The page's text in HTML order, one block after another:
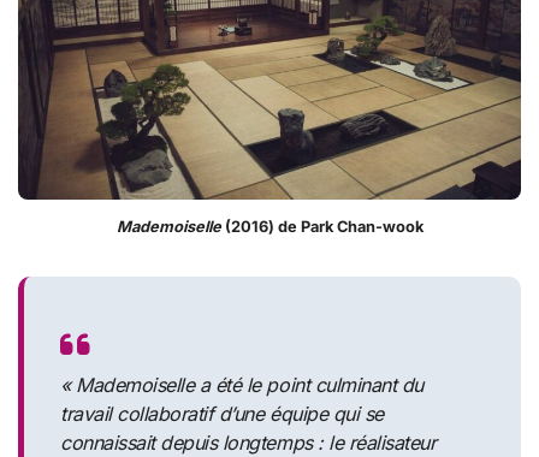
Mademoiselle(2016) de Park Chan-wook
« Mademoiselle a été le point culminant du
travail collaboratif d’une équipe qui se
connaissait depuis longtemps : le réalisateur